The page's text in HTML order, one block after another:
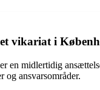
vikariat i
en midlertidig
og ansvarsområder.